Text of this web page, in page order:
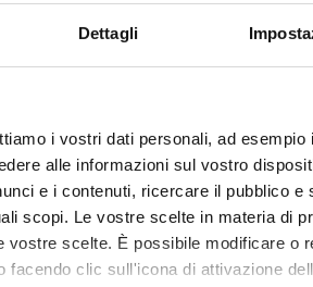
Dettagli
i vostri dati personali, ad
alle informazioni sul vostro
e i contenuti, ricercare il pubblico
scopi. Le vostre scelte in materia di
vostre scelte. È possibile modificare o
facendo clic sull'icona di attivazione
PARTICIPANTS
Technical-